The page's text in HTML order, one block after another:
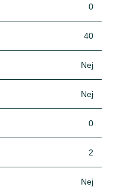
0
40
Nej
Nej
0
2
Nej